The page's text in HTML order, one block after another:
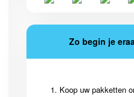
Zo begin je
Koop uw pakketten